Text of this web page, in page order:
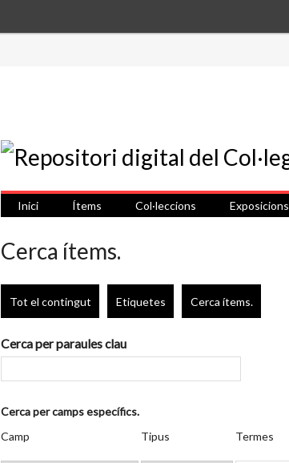
Inici Ítems Col·leccions Exposicions
Cerca ítems.
Tot el contingut Etiquetes Cerca ítems.
Cerca per paraules clau
Nombre
files
Cerca per camps específics.
de
de
de
Joiner
Camp Tipus Termes